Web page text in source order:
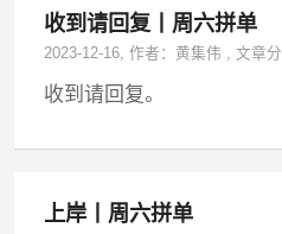
收到请回复丨周六拼单
2023-12-16, 作者：黄集伟 ,文章
收到请回复。
上岸丨周六拼单